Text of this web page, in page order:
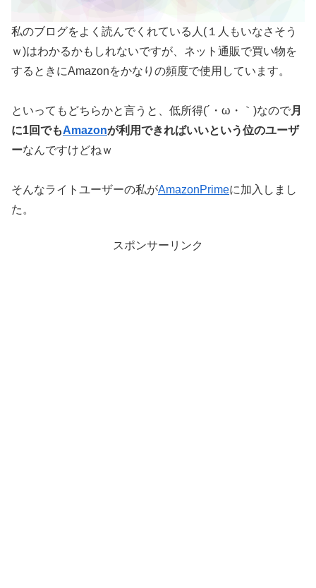
私のブログをよく読んでくれている人(１人もいなさそう
ｗ)はわかるかもしれないですが、ネット通販で買い物を
するときにAmazonをかなりの頻度で使用しています。
といってもどちらかと言うと、低所得(´・ω・｀)なので月
に1回でもAmazonが利用できればいいという位のユーザ
ーなんですけどねｗ
そんなライトユーザーの私がAmazonPrimeに加入しまし
た。
スポンサーリンク